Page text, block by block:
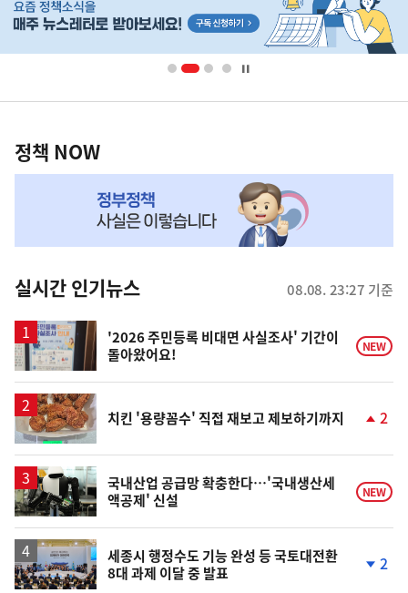
단
영
책
NOW,
뉴
스
정책 NOW
실시간 인기뉴스 08.08. 23:27 기준
'2026 주민등록 비대면 사실조사' 기간이
돌아왔어요!
NEW
치킨 '용량꼼수' 직접 재보고 제보하기까지
승
2
국내산업 공급망 확충한다…'국내생산세
액공제' 신설
NEW
세종시 행정수도 기능 완성 등 국토대전환
8대 과제 이달 중 발표
2